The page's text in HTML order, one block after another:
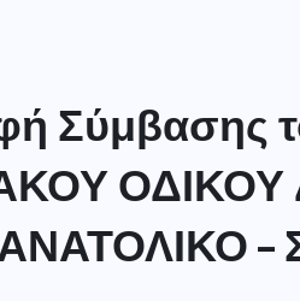
Σύμβασης
ΟΔΙΚΟΥ
–